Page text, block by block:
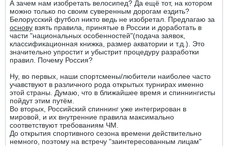
А зачем нам изобретать велосипед? Да ещё тот, на котором
можно только по своим суверенным дорогам ездить?
Белорусский футбол никто ведь не изобретал. Предлагаю за
основу взять правила, принятые в России и доработать в
части "национальных особенностей"(подача заявок,
классификационная книжка, размер акватории и т.д.). Это
значительно упростит и убыстрит процедуру разработки
правил. Почему Россия?
Ну, во первых, наши спортсмены/любители наиболее часто
учавствуют в различного рода открытых турнирах именно
этой страны. Думаю, что в ближайшее время и спиннингисты
пойдут этим путём.
Во вторых, Российский спиннинг уже интегрирован в
мировой, и их внутренние правила максимально
соответствуют требованиям ЧМ.
До открытия спортивного сезона времени действительно
немного, поэтому на встречу "заинтересованным лицам"